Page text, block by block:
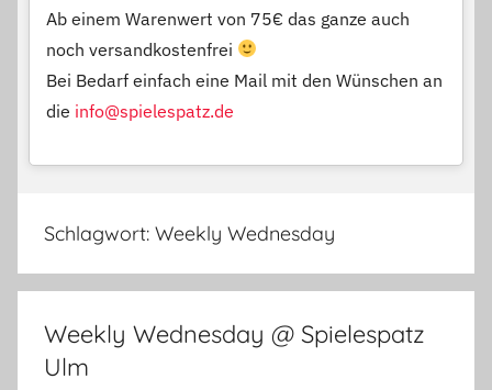
Schlagwort: Weekly Wednesday
Weekly Wednesday @ Spielespatz
Ulm
Ab einem Warenwert von 75€ das ganze auch
noch versandkostenfrei
Bei Bedarf einfach eine Mail mit den Wünschen an
die info@spielespatz.de